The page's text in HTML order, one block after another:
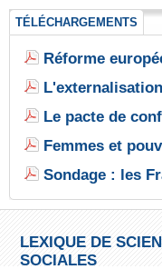
TÉLÉCHARGEMENTS
Réforme
Le pacte de
Femmes et
Sondage : les
LEXIQUE DE
SOCIALES